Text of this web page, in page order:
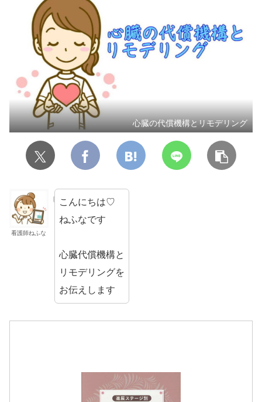
心臓の代償機構とリモデリング
看護師ねふな
こんにちは♡
ねふなです
心臓代償機構と
リモデリングを
お伝えします